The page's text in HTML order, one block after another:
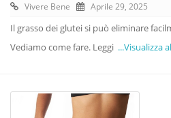
Vivere Bene Aprile 29, 2025
Il grasso dei glutei si può eliminare
Vediamo come fare. Leggi ...Visualizza